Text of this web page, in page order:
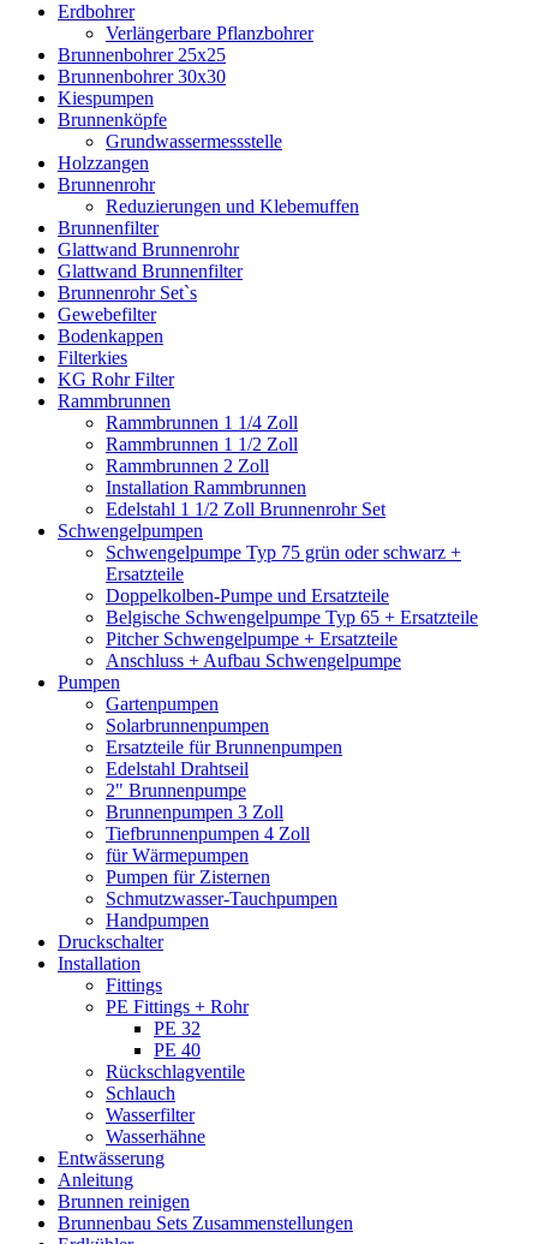
Erdbohrer
Verlängerbare Pflanzbohrer
Brunnenbohrer 25x25
Brunnenbohrer 30x30
Kiespumpen
Brunnenköpfe
Grundwassermessstelle
Holzzangen
Brunnenrohr
Reduzierungen und Klebemuffen
Brunnenfilter
Glattwand Brunnenrohr
Glattwand Brunnenfilter
Brunnenrohr Set`s
Gewebefilter
Bodenkappen
Filterkies
KG Rohr Filter
Rammbrunnen
Rammbrunnen 1 1/4 Zoll
Rammbrunnen 1 1/2 Zoll
Rammbrunnen 2 Zoll
Installation Rammbrunnen
Edelstahl 1 1/2 Zoll Brunnenrohr Set
Schwengelpumpen
Schwengelpumpe Typ 75 grün oder schwarz +
Ersatzteile
Doppelkolben-Pumpe und Ersatzteile
Belgische Schwengelpumpe Typ 65 + Ersatzteile
Pitcher Schwengelpumpe + Ersatzteile
Anschluss + Aufbau Schwengelpumpe
Pumpen
Gartenpumpen
Solarbrunnenpumpen
Ersatzteile für Brunnenpumpen
Edelstahl Drahtseil
2" Brunnenpumpe
Brunnenpumpen 3 Zoll
Tiefbrunnenpumpen 4 Zoll
für Wärmepumpen
Pumpen für Zisternen
Schmutzwasser-Tauchpumpen
Handpumpen
Druckschalter
Installation
Fittings
PE Fittings + Rohr
PE 32
PE 40
Rückschlagventile
Schlauch
Wasserfilter
Wasserhähne
Entwässerung
Anleitung
Brunnen reinigen
Brunnenbau Sets Zusammenstellungen